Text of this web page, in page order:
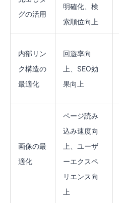
グの活用
明確化、検
索順位向上
内部リン
ク構造の
最適化
回遊率向
上、SEO効
果向上
画像の最
適化
ページ読み
込み速度向
上、ユーザ
ーエクスペ
リエンス向
上